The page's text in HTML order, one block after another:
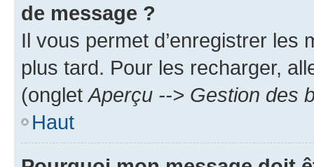
de message ?
Il vous permet d’enregistrer
plus tard. Pour les recharger,
(onglet Aperçu --> Gestion des
Haut